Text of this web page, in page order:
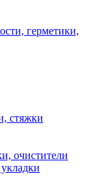
герметики,
стяжки
очистители